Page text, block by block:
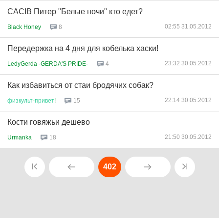
CACIB Питер "Белые ночи" кто едет?
Black Honey 8 02:55 31.05.2012
Передержка на 4 дня для кобелька хаски!
LedyGerda -GERDA'S PRIDE- 4 23:32 30.05.2012
Как избавиться от стаи бродячих собак?
физкульт-привет! 15 22:14 30.05.2012
Кости говяжьи дешево
Urmanka 18 21:50 30.05.2012
402